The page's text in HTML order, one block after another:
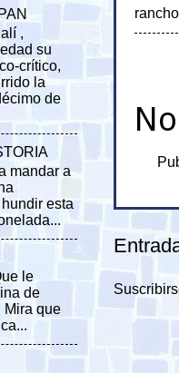
,
su
crítico,
la
de
mandar a
esta
le
de
Mira que